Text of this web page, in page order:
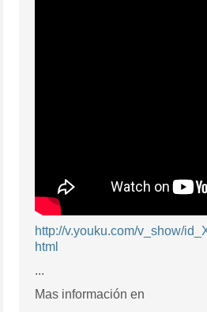
http://v.youku.com/v_show/
html
...
Mas información en